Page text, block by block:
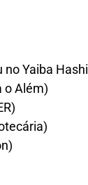
Yaiba
o Além)